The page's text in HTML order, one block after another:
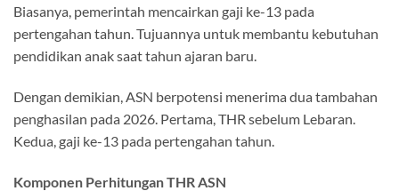
Biasanya, pemerintah mencairkan gaji ke-13 pada
pertengahan tahun. Tujuannya untuk membantu kebutuhan
pendidikan anak saat tahun ajaran baru.
Dengan demikian, ASN berpotensi menerima dua tambahan
penghasilan pada 2026. Pertama, THR sebelum Lebaran.
Kedua, gaji ke-13 pada pertengahan tahun.
Komponen Perhitungan THR ASN